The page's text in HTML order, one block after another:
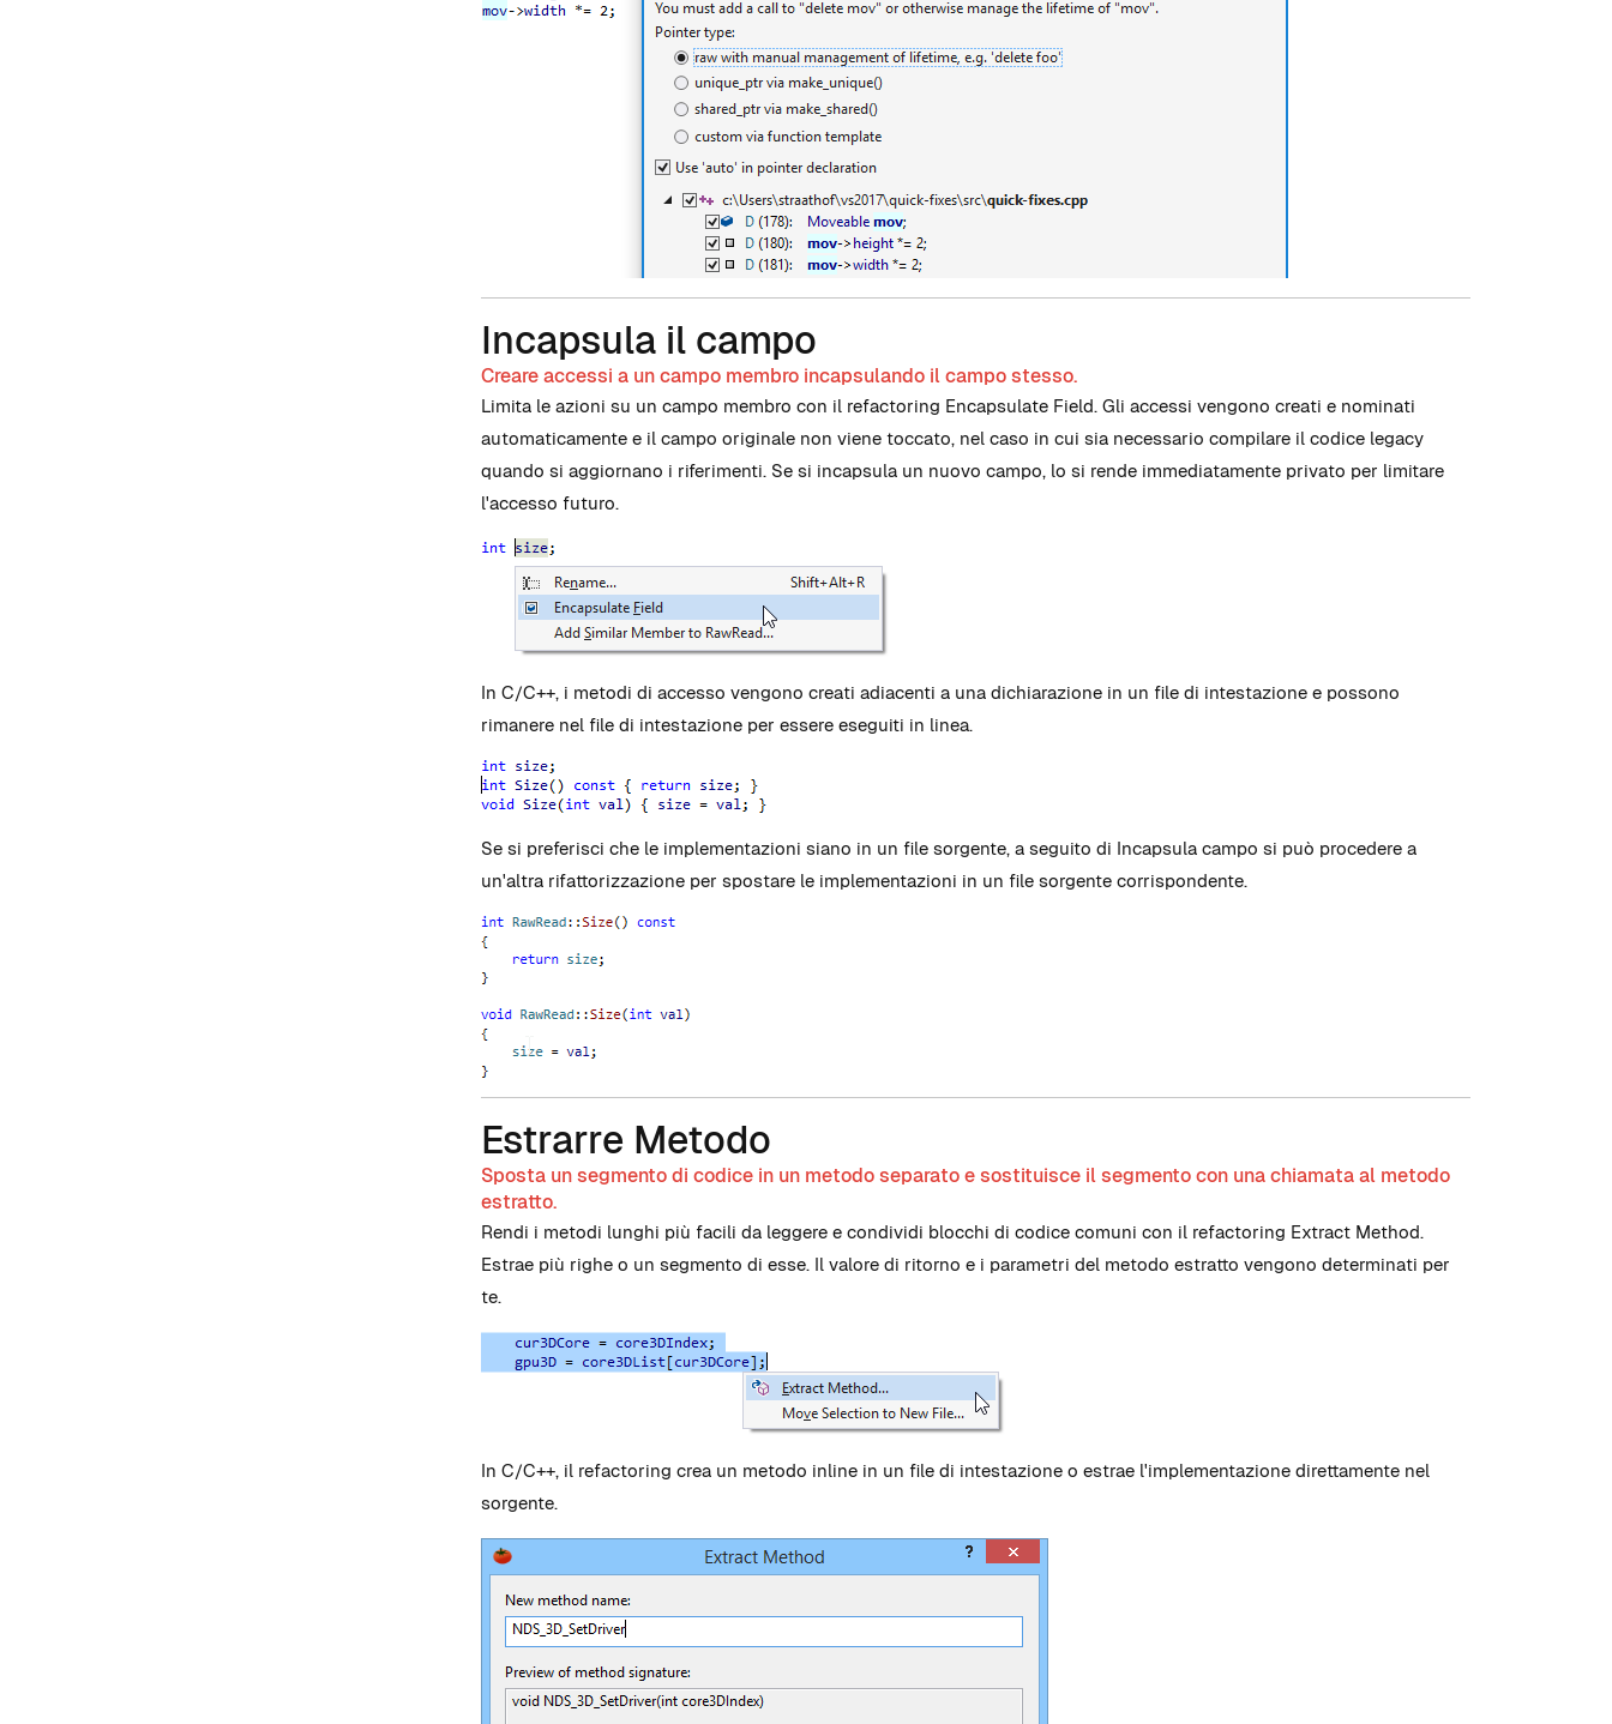
Incapsula il campo
Creare accessi a un campo membro incapsulando il campo stesso.
Limita le azioni su un campo membro con il refactoring Encapsulate Field. Gli accessi vengono creati e nominati
automaticamente e il campo originale non viene toccato, nel caso in cui sia necessario compilare il codice legacy
quando si aggiornano i riferimenti. Se si incapsula un nuovo campo, lo si rende immediatamente privato per limitare
l'accesso futuro.
In C/C++, i metodi di accesso vengono creati adiacenti a una dichiarazione in un file di intestazione e possono
rimanere nel file di intestazione per essere eseguiti in linea.
Se si preferisci che le implementazioni siano in un file sorgente, a seguito di Incapsula campo si può procedere a
un'altra rifattorizzazione per spostare le implementazioni in un file sorgente corrispondente.
Estrarre Metodo
Sposta un segmento di codice in un metodo separato e sostituisce il segmento con una chiamata al metodo
estratto.
Rendi i metodi lunghi più facili da leggere e condividi blocchi di codice comuni con il refactoring Extract Method.
Estrae più righe o un segmento di esse. Il valore di ritorno e i parametri del metodo estratto vengono determinati per
te.
In C/C++, il refactoring crea un metodo inline in un file di intestazione o estrae l'implementazione direttamente nel
sorgente.